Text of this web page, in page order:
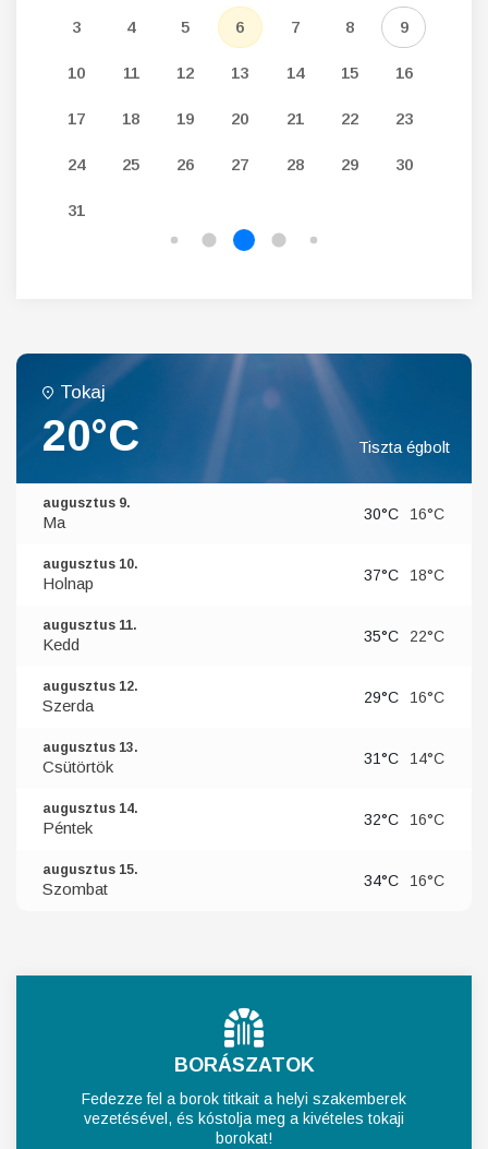
3 4 5 6 7 8 9
10 11 12 13 14 15 16
17 18 19 20 21 22 23
24 25 26 27 28 29 30
31
Tokaj
20°C Tiszta égbolt
augusztus 9.
Ma 30°C 16°C
augusztus 10.
Holnap 37°C 18°C
augusztus 11.
Kedd 35°C 22°C
augusztus 12.
Szerda 29°C 16°C
augusztus 13.
Csütörtök 31°C 14°C
augusztus 14.
Péntek 32°C 16°C
augusztus 15.
Szombat 34°C 16°C
BORÁSZATOK
Fedezze fel a borok titkait a helyi szakemberek
vezetésével, és kóstolja meg a kivételes tokaji
borokat!